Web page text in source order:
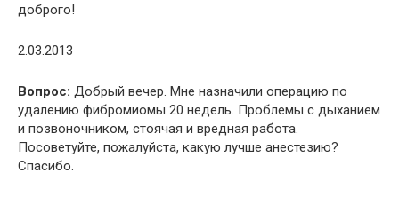
доброго!
2.03.2013
Вопрос: Добрый вечер. Мне назначили операцию по
удалению фибромиомы 20 недель. Проблемы с дыханием
и позвоночником, стоячая и вредная работа.
Посоветуйте, пожалуйста, какую лучше анестезию?
Спасибо.